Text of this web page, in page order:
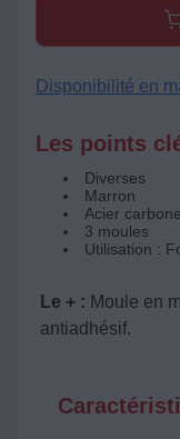
Disponibilité en
Les points
Diverses
Marron
Acier carbone
3 moules
Utilisation :
Le + : Moule en
antiadhésif.